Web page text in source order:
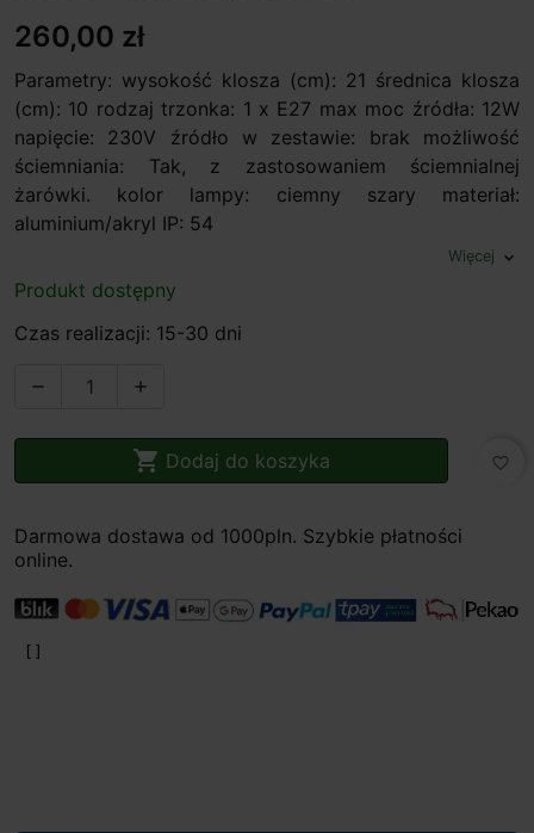
260,00 zł
Parametry: wysokość klosza (cm): 21 średnica klosza
(cm): 10 rodzaj trzonka: 1 x E27 max moc źródła: 12W
napięcie: 230V źródło w zestawie: brak możliwość
ściemniania: Tak, z zastosowaniem ściemnialnej
żarówki. kolor lampy: ciemny szary materiał:
aluminium/akryl IP: 54
Więcej expand_more
Produkt dostępny
Czas realizacji: 15-30 dni
 
 Dodaj do koszyka favorite_border
Darmowa dostawa od 1000pln. Szybkie płatności
online.